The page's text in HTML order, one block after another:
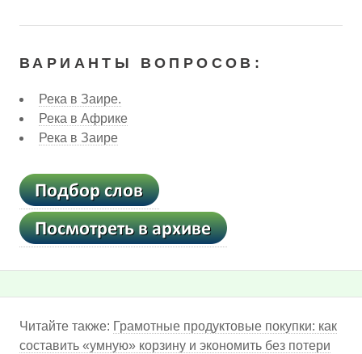
ВАРИАНТЫ ВОПРОСОВ:
Река в Заире.
Река в Африке
Река в Заире
Читайте также: Грамотные продуктовые покупки: как
составить «умную» корзину и экономить без потери